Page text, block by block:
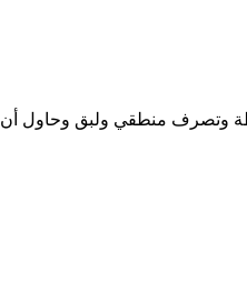
وتصرف منطقي ولبق وحاول